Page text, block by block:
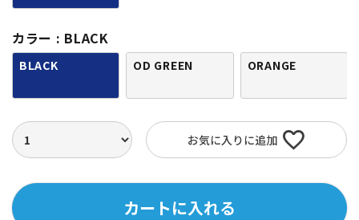
カラー BLACK
BLACK OD GREEN ORANGE
お気に入りに追加
カートに入れる